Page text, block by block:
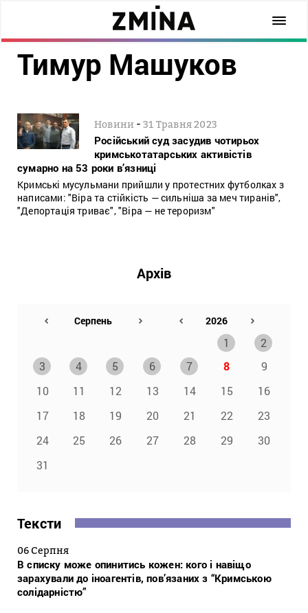
Тимур Машуков
Новини -31 Травня 2023
Російський суд засудив чотирьох
кримськотатарських активістів
сумарно на 53 роки в’язниці
Кримські мусульмани прийшли у протестних футболках з
написами: "Віра та стійкість — сильніша за меч тиранів",
"Депортація триває", "Віра — не тероризм"
Архів
1
2
3
4 5 6 7 8
9
10
11 12 13 14 15
16
17
18 19 20 21 22
23
24
25 26 27 28 29
30
31
Тексти
06 Серпня
В списку може опинитись кожен: кого і навіщо
зарахували до іноагентів, пов’язаних з “Кримською
солідарністю”